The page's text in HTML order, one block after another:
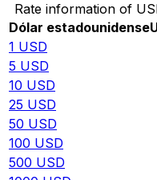
Rate information of
Dólar estadounidense
1 USD
5 USD
10 USD
25 USD
50 USD
100 USD
500 USD